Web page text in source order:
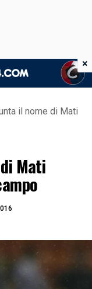
il nome di Mati
Mati
×